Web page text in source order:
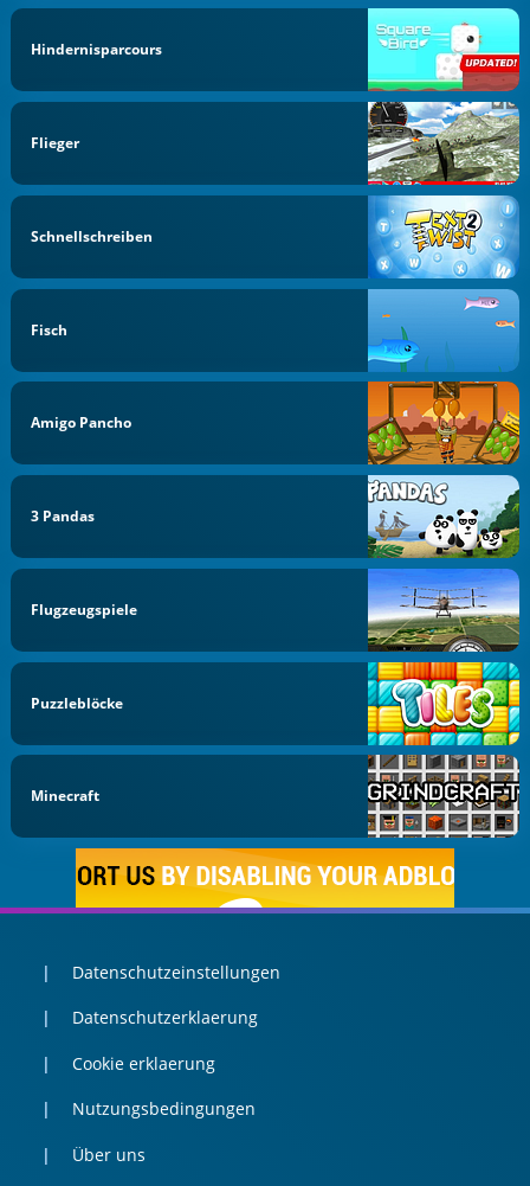
Hindernisparcours
Flieger
Schnellschreiben
Fisch
Amigo Pancho
3 Pandas
Flugzeugspiele
Puzzleblöcke
Minecraft
Datenschutzeinstellungen
Datenschutzerklaerung
Cookie erklaerung
Nutzungsbedingungen
Über uns